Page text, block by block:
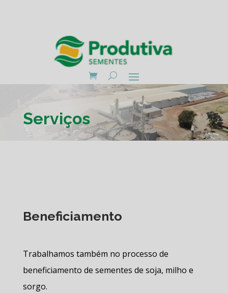
Serviços
Beneficiamento
Trabalhamos também no processo de
beneficiamento de sementes de soja, milho e
sorgo.